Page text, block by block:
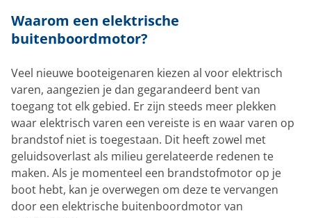
Waarom een elektrische
buitenboordmotor?
Veel nieuwe booteigenaren kiezen al voor elektrisch
varen, aangezien je dan gegarandeerd bent van
toegang tot elk gebied. Er zijn steeds meer plekken
waar elektrisch varen een vereiste is en waar varen op
brandstof niet is toegestaan. Dit heeft zowel met
geluidsoverlast als milieu gerelateerde redenen te
maken. Als je momenteel een brandstofmotor op je
boot hebt, kan je overwegen om deze te vervangen
door een elektrische buitenboordmotor van